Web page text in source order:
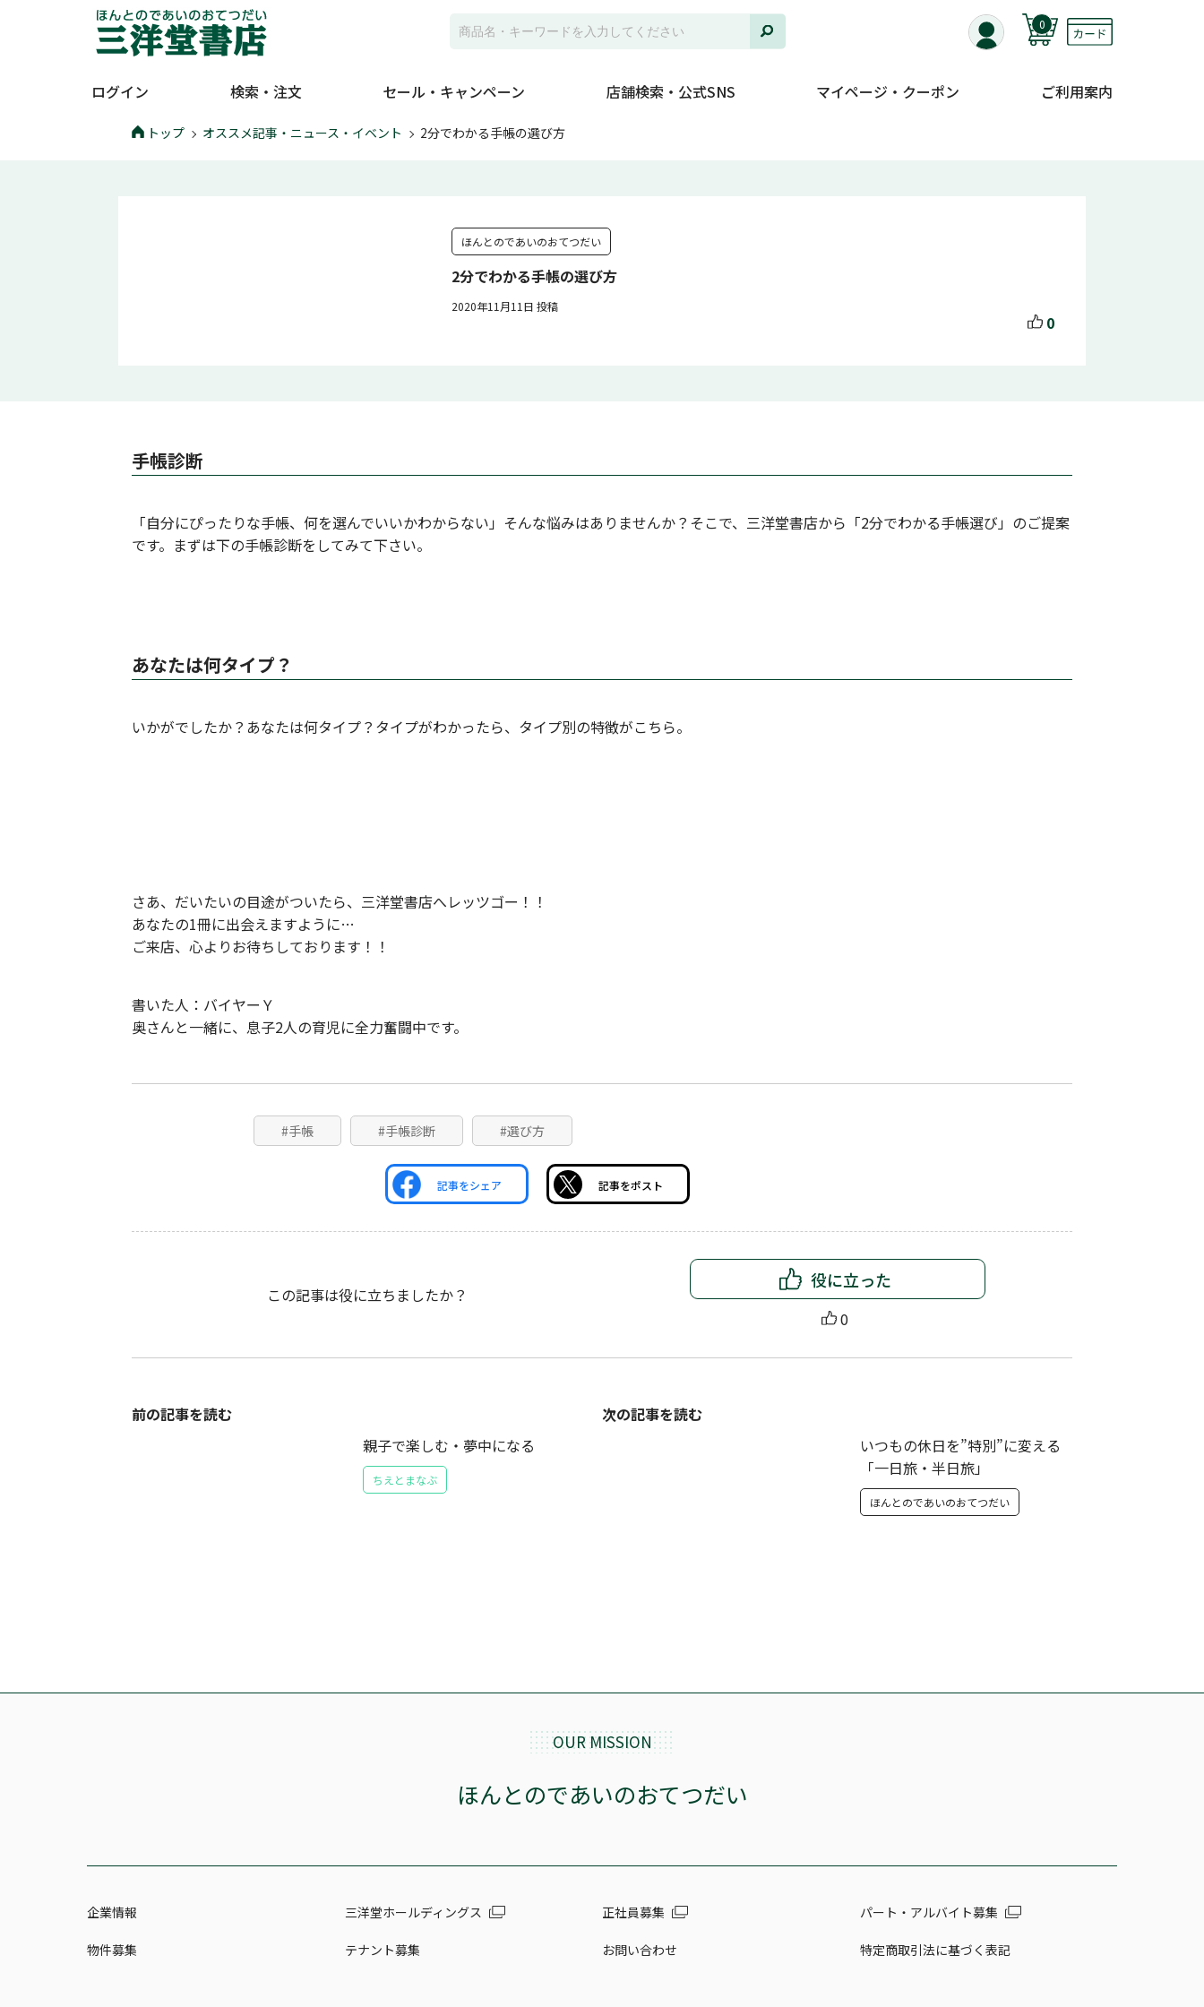
0
ログイン 検索・注文 セール・キャンペーン 店舗検索・公式SNS マイページ・クーポン ご利用案内
トップ オススメ記事・ニュース・イベント 2分でわかる手帳の選び方
ほんとのであいのおてつだい
2分でわかる手帳の選び方
2020年11月11日 投稿
0
手帳診断
「自分にぴったりな手帳、何を選んでいいかわからない」そんな悩みはありませんか？そこで、三洋堂書店から「2分でわかる手帳選び」のご提案
です。まずは下の手帳診断をしてみて下さい。
あなたは何タイプ？
いかがでしたか？あなたは何タイプ？タイプがわかったら、タイプ別の特徴がこちら。
さあ、だいたいの目途がついたら、三洋堂書店へレッツゴー！！
あなたの1冊に出会えますように…
ご来店、心よりお待ちしております！！
書いた人：バイヤーＹ
奥さんと一緒に、息子2人の育児に全力奮闘中です。
#手帳 #手帳診断 #選び方
記事をシェア 記事をポスト
この記事は役に立ちましたか？
役に立った
0
前の記事を読む
親子で楽しむ・夢中になる
ちえとまなぶ
次の記事を読む
いつもの休日を”特別”に変える
「一日旅・半日旅」
ほんとのであいのおてつだい
OUR MISSION
ほんとのであいのおてつだい
企業情報 三洋堂ホールディングス 正社員募集 パート・アルバイト募集
物件募集 テナント募集 お問い合わせ 特定商取引法に基づく表記